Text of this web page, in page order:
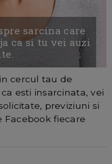
sarcina care
ca si tu vei auzi
cercul tau de
esti insarcinata, vei
previziuni si
Facebook fiecare